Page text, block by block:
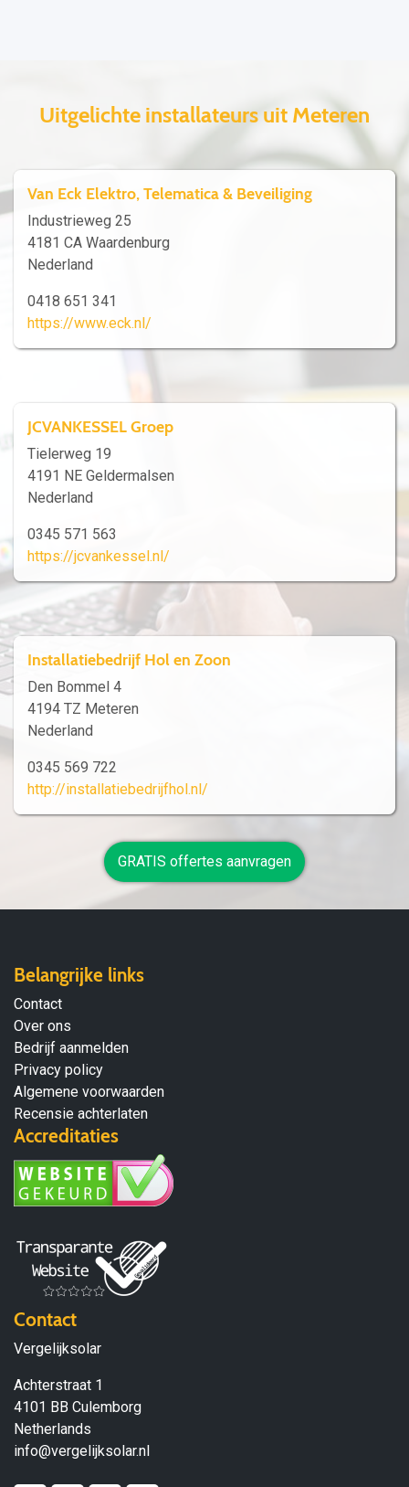
Uitgelichte installateurs uit Meteren
Van Eck Elektro, Telematica & Beveiliging
Industrieweg 25
4181 CA Waardenburg
Nederland
0418 651 341
https://www.eck.nl/
JCVANKESSEL Groep
Tielerweg 19
4191 NE Geldermalsen
Nederland
0345 571 563
https://jcvankessel.nl/
Installatiebedrijf Hol en Zoon
Den Bommel 4
4194 TZ Meteren
Nederland
0345 569 722
http://installatiebedrijfhol.nl/
GRATIS offertes aanvragen
Belangrijke links
Contact
Over ons
Bedrijf aanmelden
Privacy policy
Algemene voorwaarden
Recensie achterlaten
Accreditaties
Contact
Vergelijksolar
Achterstraat 1
4101 BB Culemborg
Netherlands
info@vergelijksolar.nl